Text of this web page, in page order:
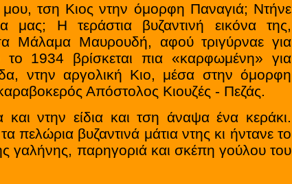
τση Κιος ντην όμορφη Παναγιά; Ντήνε
μας; Η τεράστια βυζαντινή εικόνα της,
Μάλαμα Μαυρουδή, αφού τριγύρναε για
1934 βρίσκεται πια «καρφωμένη» για
ντην αργολική Κιο, μέσα στην όμορφη
Απόστολος Κιουζές - Πεζάς.
ντην είδια και τση άναψα ένα κεράκι.
πελώρια βυζαντινά μάτια ντης κι ήντανε το
γαλήνης, παρηγοριά και σκέπη γούλου του